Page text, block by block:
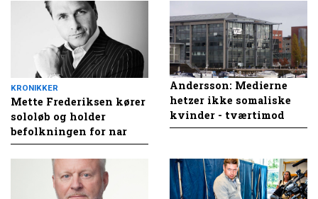
KRONIKKER
Mette Frederiksen kører
sololøb og holder
befolkningen for nar
Andersson: Medierne
hetzer ikke somaliske
kvinder - tværtimod